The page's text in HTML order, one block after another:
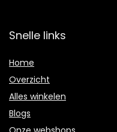
Snelle links
Home
Overzicht
Alles winkelen
Blogs